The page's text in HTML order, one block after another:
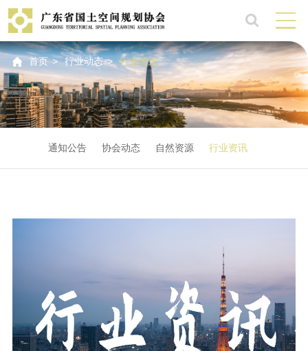
首页 > 行业动态 > 行业资讯
通知公告 协会动态 自然资源 行业资讯